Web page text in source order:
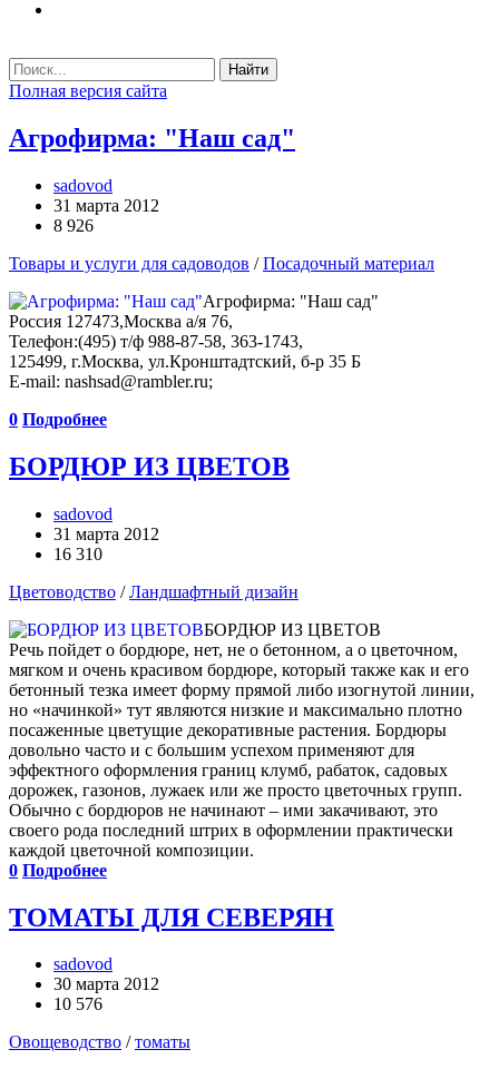
Найти
Полная версия сайта
Агрофирма: "Наш сад"
sadovod
31 марта 2012
8 926
Товары и услуги для садоводов /Посадочный материал
Агрофирма: "Наш сад"
Россия 127473,Москва а/я 76,
Телефон:(495) т/ф 988-87-58, 363-1743,
125499, г.Москва, ул.Кронштадтский, б-р 35 Б
E-mail: nashsad@rambler.ru;
0 Подробнее
БОРДЮР ИЗ ЦВЕТОВ
sadovod
31 марта 2012
16 310
Цветоводство /Ландшафтный дизайн
БОРДЮР ИЗ ЦВЕТОВ
Речь пойдет о бордюре, нет, не о бетонном, а о цветочном,
мягком и очень красивом бордюре, который также как и его
бетонный тезка имеет форму прямой либо изогнутой линии,
но «начинкой» тут являются низкие и максимально плотно
посаженные цветущие декоративные растения. Бордюры
довольно часто и с большим успехом применяют для
эффектного оформления границ клумб, рабаток, садовых
дорожек, газонов, лужаек или же просто цветочных групп.
Обычно с бордюров не начинают – ими закачивают, это
своего рода последний штрих в оформлении практически
каждой цветочной композиции.
0 Подробнее
ТОМАТЫ ДЛЯ СЕВЕРЯН
sadovod
30 марта 2012
10 576
Овощеводство /томаты